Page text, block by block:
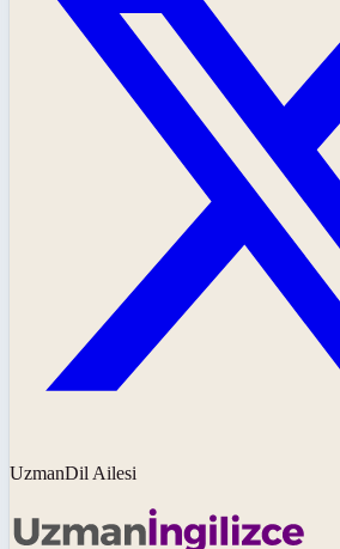
UzmanDil Ailesi